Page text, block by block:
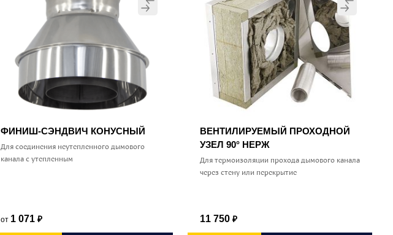
ФИНИШ-СЭНДВИЧ КОНУСНЫЙ
Для соединения неутепленного дымового
канала с утепленным
от 1 071 ₽
ВЕНТИЛИРУЕМЫЙ ПРОХОДНОЙ
УЗЕЛ 90° НЕРЖ
Для термоизоляции прохода дымового канала
через стену или перекрытие
11 750 ₽